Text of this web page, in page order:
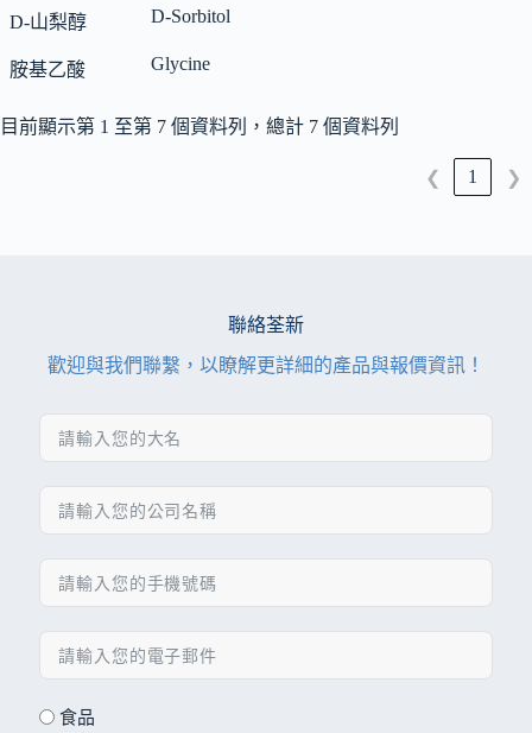
D-山梨醇 D-Sorbitol
胺基乙酸 Glycine
目前顯示第 1 至第 7 個資料列，總計 7 個資料列
❮ 1 ❯
聯絡荃新
歡迎與我們聯繫，以瞭解更詳細的產品與報價資訊！
食品